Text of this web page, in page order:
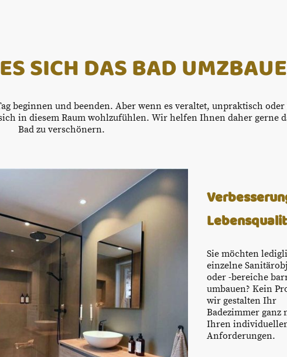
SICH DAS BAD
beginnen und beenden. Aber wenn es veraltet, unpraktisch
in diesem Raum wohlzufühlen. Wir helfen Ihnen daher gerne
Bad zu verschönern.
Sie möchten
einzelne
oder -bereiche
umbauen? Kein
wir gestalten Ihr
Badezimmer ganz
Ihren
Anforderungen.